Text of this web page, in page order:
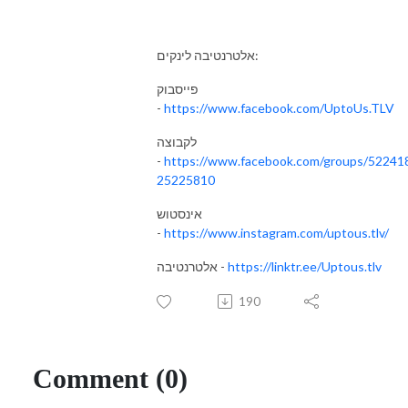
אלטרנטיבה לינקים:
פייסבוק
- https://www.facebook.com/UptoUs.TLV
לקבוצה
- https://www.facebook.com/groups/
25225810
אינסטוש
- https://www.instagram.com/uptous.tlv/
אלטרנטיבה - https://linktr.ee/Uptous.tlv
190
Comment (0)